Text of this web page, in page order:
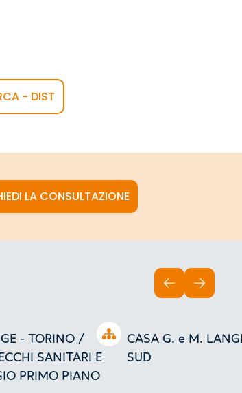
- DIST
LA CONSULTAZIONE
Open tree
- TORINO /
SANITARI E
PRIMO PIANO
CASA G. e M.
SUD
INDIETROAVANTI